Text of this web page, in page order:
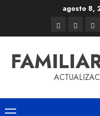
agosto 8,